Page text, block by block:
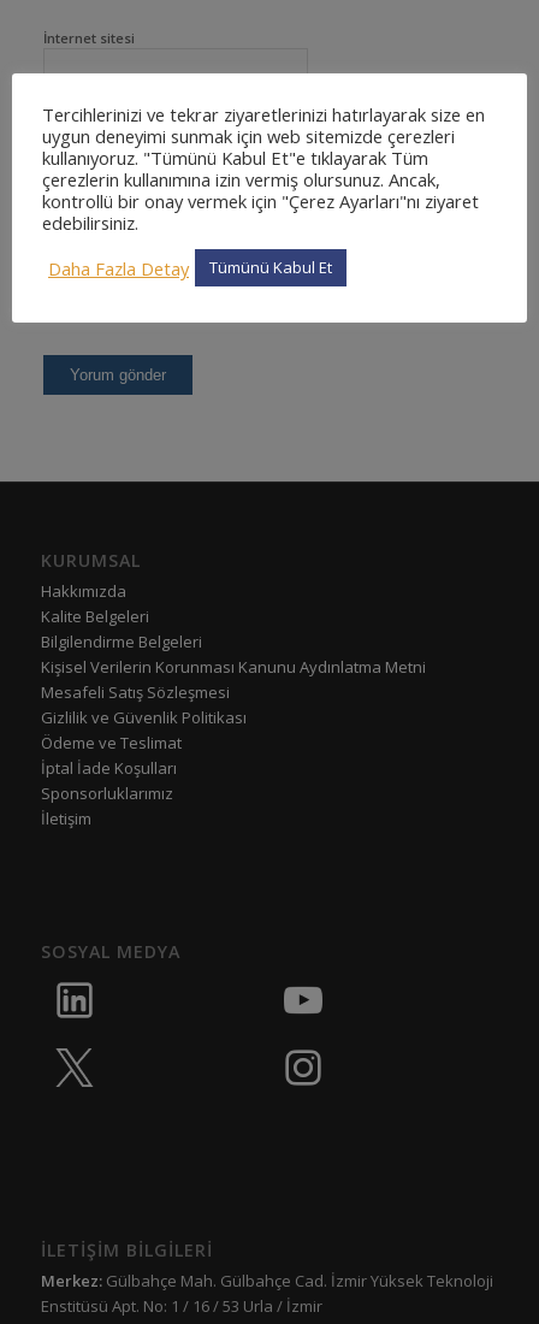
İnternet sitesi
KURUMSAL
Hakkımızda
Kalite Belgeleri
Bilgilendirme Belgeleri
Kişisel Verilerin Korunması Kanunu Aydınlatma Metni
Mesafeli Satış Sözleşmesi
Gizlilik ve Güvenlik Politikası
Ödeme ve Teslimat
İptal İade Koşulları
Sponsorluklarımız
İletişim
SOSYAL MEDYA
İLETİŞİM BİLGİLERİ
Merkez:Gülbahçe Mah. Gülbahçe Cad. İzmir Yüksek Teknoloji
Enstitüsü Apt. No: 1 / 16 / 53 Urla / İzmir
Tercihlerinizi ve tekrar ziyaretlerinizi hatırlayarak size en
uygun deneyimi sunmak için web sitemizde çerezleri
kullanıyoruz. "Tümünü Kabul Et"e tıklayarak Tüm
çerezlerin kullanımına izin vermiş olursunuz. Ancak,
kontrollü bir onay vermek için "Çerez Ayarları"nı ziyaret
edebilirsiniz.
Daha Fazla Detay
Tümünü Kabul Et